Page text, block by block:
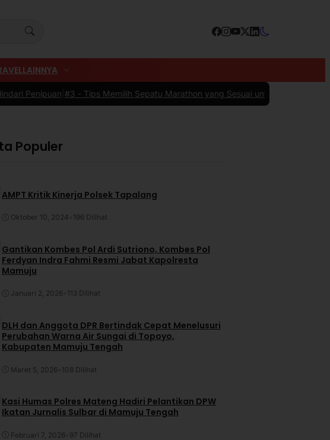
LAINNYA
Tips Memilih Sepatu Marathon yang Sesuai untuk Menunjang Kenyamanan dan
Populer
AMPT Kritik Kinerja Polsek Tapalang
Oktober 10, 2024 196 Dilihat
Gantikan Kombes Pol Ardi Sutriono, Kombes Pol
Ferdyan Indra Fahmi Resmi Jabat Kapolresta
Mamuju
Januari 2, 2026 113 Dilihat
DLH dan Anggota DPR Bertindak Cepat Menelusuri
Perubahan Warna Air Sungai di Topoyo,
Kabupaten Mamuju Tengah
Maret 5, 2026 108 Dilihat
Kasi Humas Polres Mateng Hadiri Pelantikan DPW
Ikatan Jurnalis Sulbar di Mamuju Tengah
Februari 7, 2026 97 Dilihat